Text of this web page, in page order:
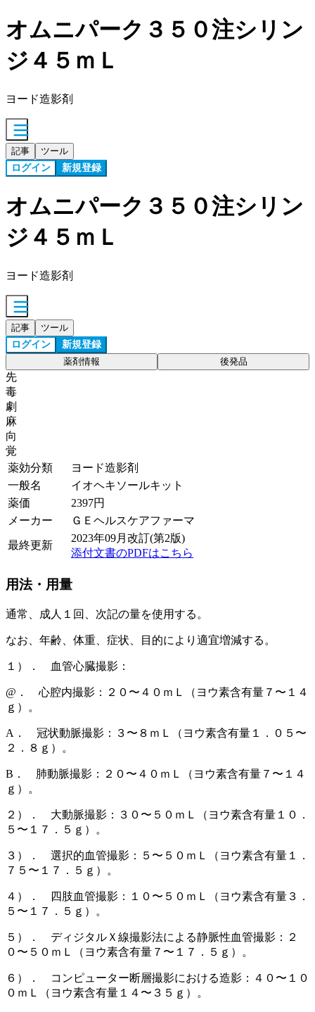
オムニパーク３５０注シリン
ジ４５ｍＬ
ヨード造影剤
記事 ツール
ログイン 新規登録
オムニパーク３５０注シリン
ジ４５ｍＬ
ヨード造影剤
記事 ツール
ログイン 新規登録
薬剤情報 後発品
先
毒
劇
麻
向
覚
薬効分類
ヨード造影剤
一般名
イオヘキソールキット
薬価
2397円
メーカー
ＧＥヘルスケアファーマ
最終更新
2023年09月改訂(第2版)
添付文書のPDFはこちら
用法・用量
通常、成人１回、次記の量を使用する。
なお、年齢、体重、症状、目的により適宜増減する。
１）． 血管心臓撮影：
@． 心腔内撮影：２０〜４０ｍＬ（ヨウ素含有量７〜１４
ｇ）。
A． 冠状動脈撮影：３〜８ｍＬ（ヨウ素含有量１．０５〜
２．８ｇ）。
B． 肺動脈撮影：２０〜４０ｍＬ（ヨウ素含有量７〜１４
ｇ）。
２）． 大動脈撮影：３０〜５０ｍＬ（ヨウ素含有量１０．
５〜１７．５ｇ）。
３）． 選択的血管撮影：５〜５０ｍＬ（ヨウ素含有量１．
７５〜１７．５ｇ）。
４）． 四肢血管撮影：１０〜５０ｍＬ（ヨウ素含有量３．
５〜１７．５ｇ）。
５）． ディジタルＸ線撮影法による静脈性血管撮影：２
０〜５０ｍＬ（ヨウ素含有量７〜１７．５ｇ）。
６）． コンピューター断層撮影における造影：４０〜１０
０ｍＬ（ヨウ素含有量１４〜３５ｇ）。